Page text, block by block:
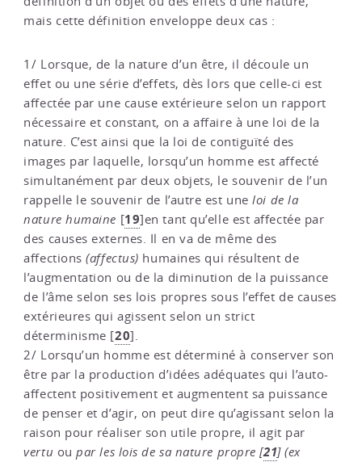
mais cette définition enveloppe deux cas :
1/ Lorsque, de la nature d’un être, il découle un
effet ou une série d’effets, dès lors que celle-ci est
affectée par une cause extérieure selon un rapport
nécessaire et constant, on a affaire à une loi de la
nature. C’est ainsi que la loi de contiguïté des
images par laquelle, lorsqu’un homme est affecté
simultanément par deux objets, le souvenir de l’un
rappelle le souvenir de l’autre est uneloi de la
nature humaine [19]en tant qu’elle est affectée par
des causes externes. Il en va de même des
affections(affectus) humaines qui résultent de
l’augmentation ou de la diminution de la puissance
de l’âme selon ses lois propres sous l’effet de causes
extérieures qui agissent selon un strict
déterminisme [20]
2/ Lorsqu’un homme est déterminé à conserver son
être par la production d’idées adéquates qui l’auto-
affectent positivement et augmentent sa puissance
de penser et d’agir, on peut dire qu’agissant selon la
raison pour réaliser son utile propre, il agit par
vertu oupar les lois de sa nature propre [21](ex